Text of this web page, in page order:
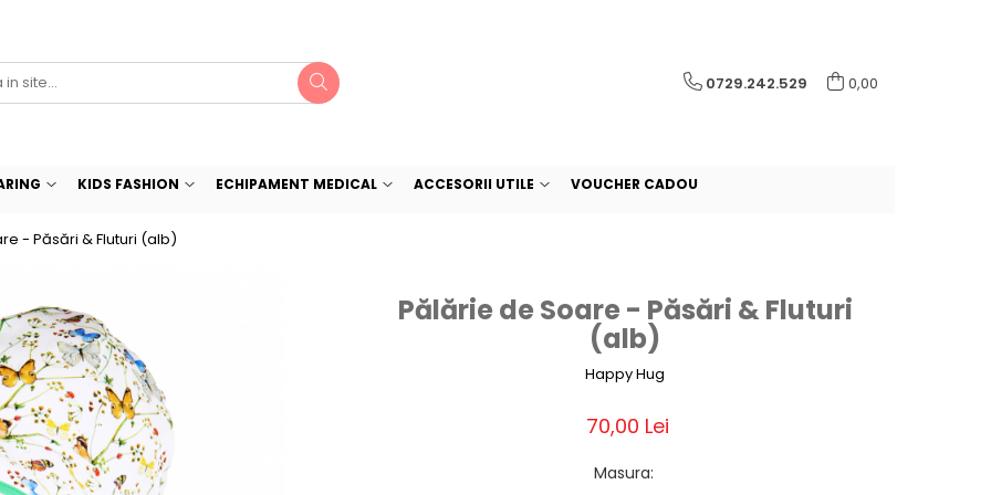
0729.242.529 0,00
KIDS FASHION ECHIPAMENT MEDICAL ACCESORII UTILE VOUCHER CADOU
- Păsări & Fluturi (alb)
Pălărie de Soare - Păsări & Fluturi
(alb)
Happy Hug
70,00 Lei
Masura: